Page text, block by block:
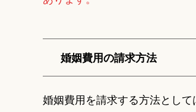
婚姻費用の請求方法
婚姻費用を請求する方法とし